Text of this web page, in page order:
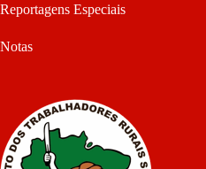
Reportagens Especiais
Notas